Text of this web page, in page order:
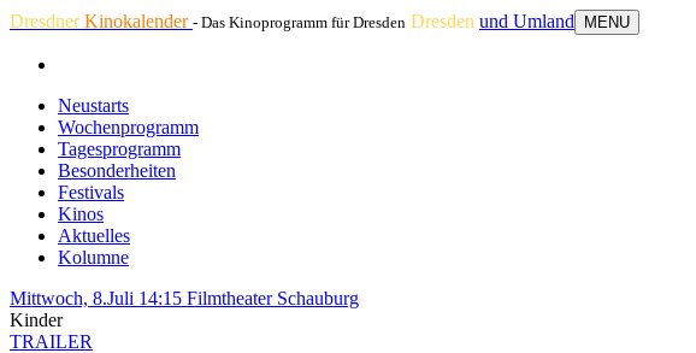
DresdnerKinokalender - Das Kinoprogramm für Dresden Dresden und Umland MENU
Neustarts
Wochenprogramm
Tagesprogramm
Besonderheiten
Festivals
Kinos
Aktuelles
Kolumne
Mittwoch, 8.Juli 14:15 Filmtheater Schauburg
Kinder
TRAILER